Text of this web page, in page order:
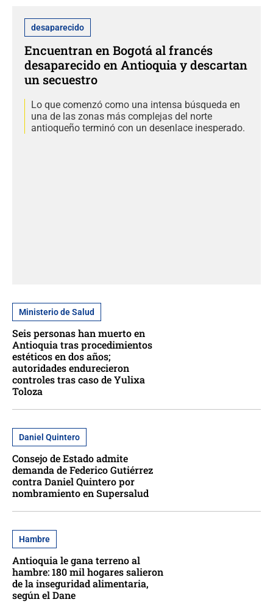
desaparecido
Encuentran en Bogotá al francés
desaparecido en Antioquia y descartan
un secuestro
Lo que comenzó como una intensa búsqueda en
una de las zonas más complejas del norte
antioqueño terminó con un desenlace inesperado.
Ministerio de Salud
Seis personas han muerto en
Antioquia tras procedimientos
estéticos en dos años;
autoridades endurecieron
controles tras caso de Yulixa
Toloza
Daniel Quintero
Consejo de Estado admite
demanda de Federico Gutiérrez
contra Daniel Quintero por
nombramiento en Supersalud
Hambre
Antioquia le gana terreno al
hambre: 180 mil hogares salieron
de la inseguridad alimentaria,
según el Dane